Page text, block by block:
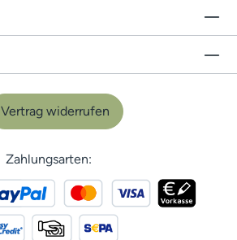
Vertrag widerrufen
Zahlungsarten: